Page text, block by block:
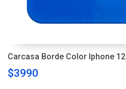
Carcasa Borde Color Iphone 12
$3990